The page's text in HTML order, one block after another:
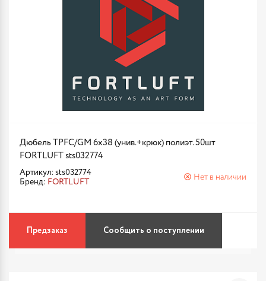
Дюбель TPFC/GM 6х38 (унив.+крюк) полиэт. 50шт
FORTLUFT sts032774
Артикул: sts032774
Бренд: FORTLUFT
Нет в наличии
Предзаказ Сообщить о поступлении